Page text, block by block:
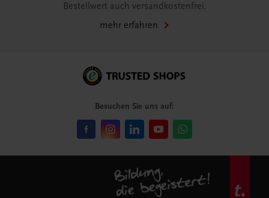
Bestellwert auch versandkostenfrei.
mehr erfahren
Besuchen Sie uns auf: